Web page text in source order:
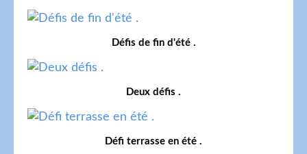
Défis de fin d'été .
Deux défis .
Défi terrasse en été .